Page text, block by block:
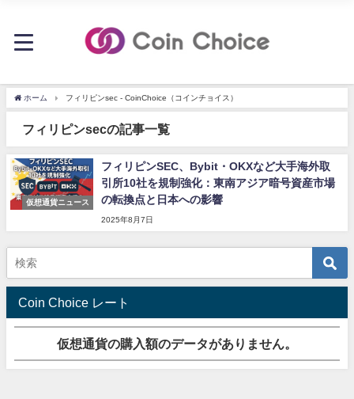
ホーム フィリピンsec - CoinChoice（コインチョイス）
フィリピンsecの記事一覧
仮想通貨ニュース
フィリピンSEC、Bybit・OKXなど大手海外取
引所10社を規制強化：東南アジア暗号資産市場
の転換点と日本への影響
2025年8月7日
Coin Choice レート
仮想通貨の購入額のデータがありません。